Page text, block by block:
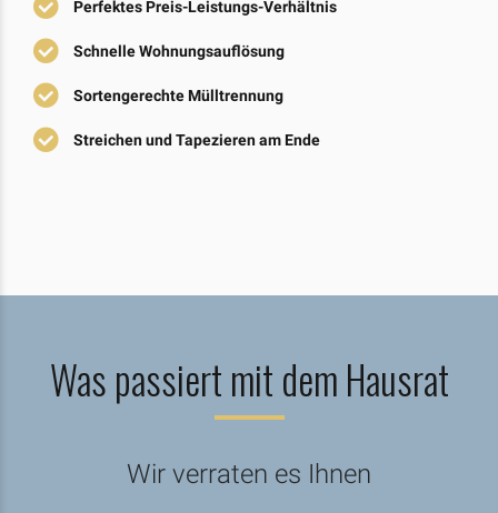
Perfektes Preis-Leistungs-Verhältnis
Schnelle Wohnungsauflösung
Sortengerechte Mülltrennung
Streichen und Tapezieren am Ende
Was passiert mit dem Hausrat
Wir verraten es Ihnen